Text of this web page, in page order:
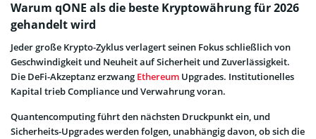
Warum qONE als die beste Kryptowährung für 2026
gehandelt wird
Jeder große Krypto-Zyklus verlagert seinen Fokus schließlich von
Geschwindigkeit und Neuheit auf Sicherheit und Zuverlässigkeit.
Die DeFi-Akzeptanz erzwang Ethereum Upgrades. Institutionelles
Kapital trieb Compliance und Verwahrung voran.
Quantencomputing führt den nächsten Druckpunkt ein, und
Sicherheits-Upgrades werden folgen, unabhängig davon, ob sich die